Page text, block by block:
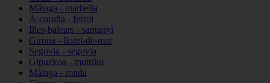
Málaga - marbella
A-coruña - ferrol
Illes-balears - santanyí
Girona - lloret-de-mar
Segovia - segovia
Gipuzkoa - mutriku
Málaga - ronda